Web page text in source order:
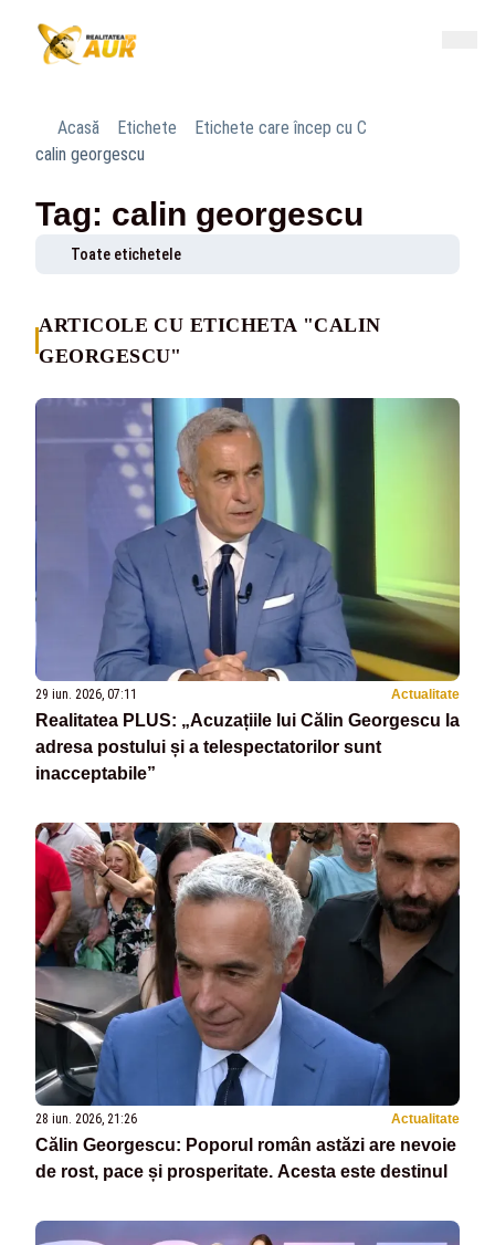
Acasă Etichete
Etichete care încep cu C
calin georgescu
Tag: calin georgescu
Toate etichetele
ARTICOLE CU ETICHETA "CALIN
GEORGESCU"
29 iun. 2026, 07:11 Actualitate
Realitatea PLUS: „Acuzațiile lui Călin Georgescu la
adresa postului și a telespectatorilor sunt
inacceptabile”
28 iun. 2026, 21:26 Actualitate
Călin Georgescu: Poporul român astăzi are nevoie
de rost, pace și prosperitate. Acesta este destinul